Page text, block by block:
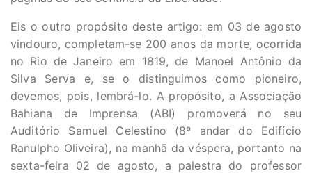
Eis o outro propósito deste artigo: em 03 de agosto
vindouro, completam-se 200 anos da morte, ocorrida
no Rio de Janeiro em 1819, de Manoel Antônio da
Silva Serva e, se o distinguimos como pioneiro,
devemos, pois, lembrá-lo. A propósito, a Associação
Bahiana de Imprensa (ABI) promoverá no seu
Auditório Samuel Celestino (8º andar do Edifício
Ranulpho Oliveira), na manhã da véspera, portanto na
sexta-feira 02 de agosto, a palestra do professor